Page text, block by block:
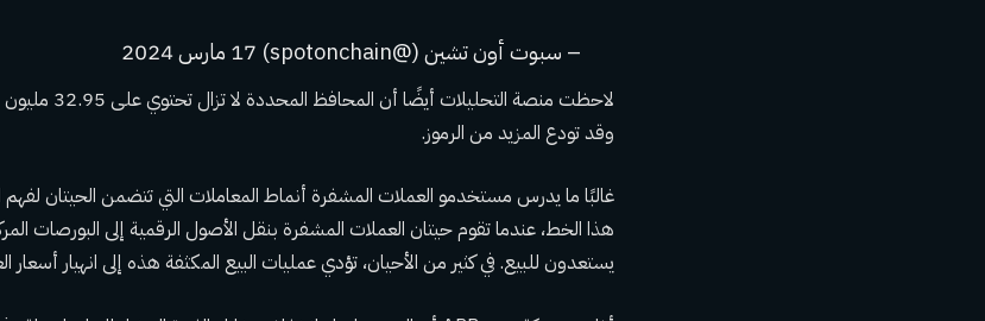
– سبوت أون تشين (@spotonchain) 17 مارس 2024
وقد تودع المزيد من الرموز.
غالبًا ما يدرس مستخدمو العملات المشفرة أنماط المعاملات التي تتضمن الحيتان
يستعدون للبيع. في كثير من الأحيان، تؤدي عمليات البيع المكثفة هذه إلى انهيار أسعار